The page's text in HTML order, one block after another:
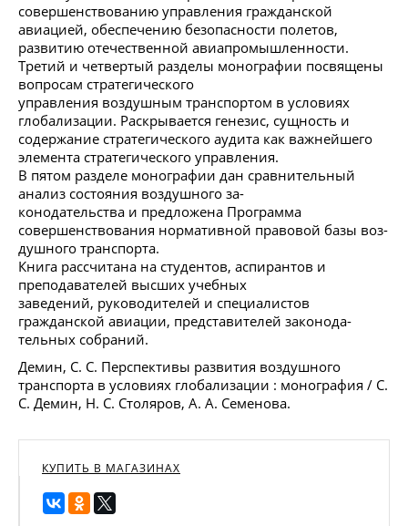
совершенствованию управления гражданской
авиацией, обеспечению безопасности полетов,
развитию отечественной авиапромышленности.
Третий и четвертый разделы монографии посвящены
вопросам стратегического
управления воздушным транспортом в условиях
глобализации. Раскрывается генезис, сущность и
содержание стратегического аудита как важнейшего
элемента стратегического управления.
В пятом разделе монографии дан сравнительный
анализ состояния воздушного за-
конодательства и предложена Программа
совершенствования нормативной правовой базы воз-
душного транспорта.
Книга рассчитана на студентов, аспирантов и
преподавателей высших учебных
заведений, руководителей и специалистов
гражданской авиации, представителей законода-
тельных собраний.
Демин, С. С. Перспективы развития воздушного
транспорта в условиях глобализации : монография / С.
С. Демин, Н. С. Столяров, А. А. Семенова.
КУПИТЬ В МАГАЗИНАХ